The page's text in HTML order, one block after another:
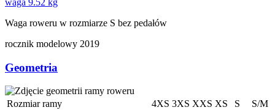
waga 9.52 kg
Waga roweru w rozmiarze S bez pedałów
rocznik modelowy 2019
Geometria
Rozmiar ramy 4XS 3XS XXS XS S
S/M